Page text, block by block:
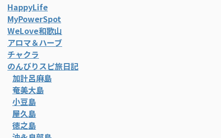
HappyLife
MyPowerSpot
WeLove和歌山
アロマ＆ハーブ
チャクラ
のんびりスピ旅日記
加計呂麻島
奄美大島
小豆島
屋久島
徳之島